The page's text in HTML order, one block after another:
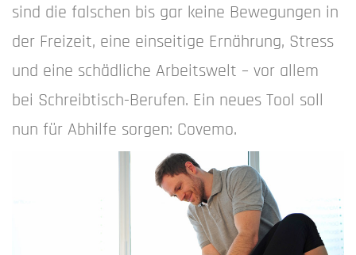
sind die falschen bis gar keine Bewegungen in
der Freizeit, eine einseitige Ernährung, Stress
und eine schädliche Arbeitswelt – vor allem
bei Schreibtisch-Berufen. Ein neues Tool soll
nun für Abhilfe sorgen: Covemo.